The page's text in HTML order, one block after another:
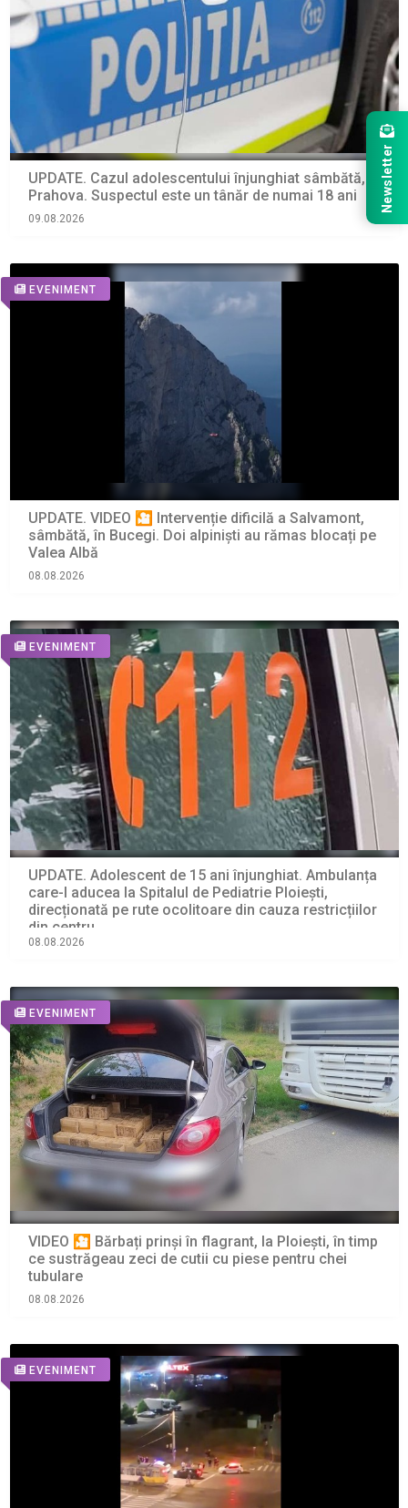
UPDATE. Cazul adolescentului înjunghiat sâmbătă, în
Prahova. Suspectul este un tânăr de numai 18 ani
09.08.2026
EVENIMENT
UPDATE. VIDEO 🎦 Intervenție dificilă a Salvamont,
sâmbătă, în Bucegi. Doi alpiniști au rămas blocați pe
Valea Albă
08.08.2026
EVENIMENT
UPDATE. Adolescent de 15 ani înjunghiat. Ambulanța
care-l aducea la Spitalul de Pediatrie Ploiești,
direcționată pe rute ocolitoare din cauza restricțiilor
din centru
08.08.2026
EVENIMENT
VIDEO 🎦 Bărbați prinși în flagrant, la Ploiești, în timp
ce sustrăgeau zeci de cutii cu piese pentru chei
tubulare
08.08.2026
EVENIMENT
Newsletter